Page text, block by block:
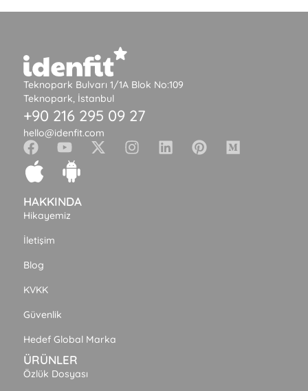
Teknopark Bulvarı 1/1A Blok No:109
Teknopark, İstanbul
+90 216 295 09 27
hello@idenfit.com
HAKKINDA
Hikayemiz
İletişim
Blog
KVKK
Güvenlik
Hedef Global Marka
ÜRÜNLER
Özlük Dosyası